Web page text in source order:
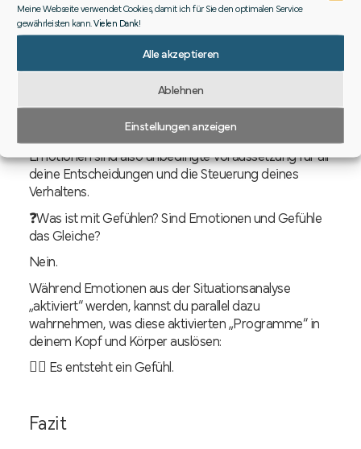
Meine Webseite verwendet Cookies, damit ich für Sie den optimalen Service
gewährleisten kann. Vielen Dank!
Alle akzeptieren
Ablehnen
Einstellungen anzeigen
Emotionen
Sie können als Programme verstanden werden, die
dich insbesondere auf körperlicher Ebene für
notwendige Handlungen „vorkonfigurieren“.
👉🏻 Das Ziel: Die Befriedigung deiner Bedürfnisse in
Emotionen sind also unbedingte Voraussetzung für all
deine Entscheidungen und die Steuerung deines
Verhaltens.
❓Was ist mit Gefühlen? Sind Emotionen und Gefühle
das Gleiche?
Nein.
Während Emotionen aus der Situationsanalyse
„aktiviert“ werden, kannst du parallel dazu
wahrnehmen, was diese aktivierten „Programme“ in
deinem Kopf und Körper auslösen:
👉🏻 Es entsteht ein Gefühl.
Fazit